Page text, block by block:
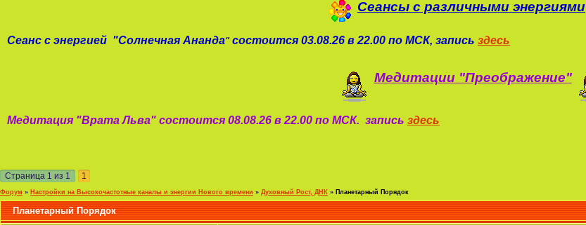
Сеансы с различными энергиями
Сеанс с энергией "Солнечная Ананда" состоится 03.08.26 в 22.00 по МСК, запись здесь
Медитации "Преображение"
Медитация "Врата Льва" состоится 08.08.26 в 22.00 по МСК. запись здесь
Страница 1 из 1 1
Форум » Настройки на Высокочастотные каналы и энергии Нового времени » Духовный Рост, ДНК » Планетарный Порядок
Планетарный Порядок